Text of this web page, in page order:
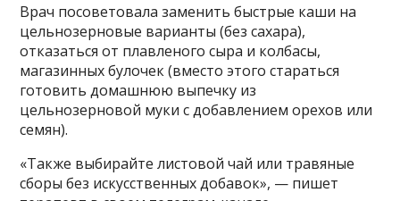
Врач посоветовала заменить быстрые каши на
цельнозерновые варианты (без сахара),
отказаться от плавленого сыра и колбасы,
магазинных булочек (вместо этого стараться
готовить домашнюю выпечку из
цельнозерновой муки с добавлением орехов или
семян).
«Также выбирайте листовой чай или травяные
сборы без искусственных добавок», — пишет